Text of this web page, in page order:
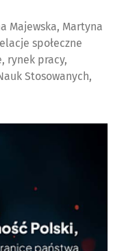
Majewska, Martyna
społeczne
rynek pracy,
Stosowanych,